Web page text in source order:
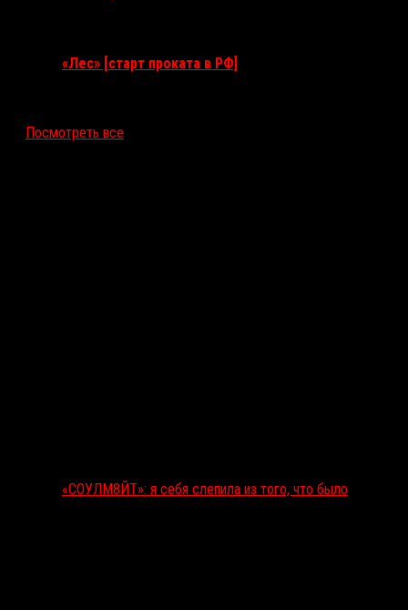
«Лес» [старт проката в РФ]
Посмотреть все
«СОУЛМ8ЙТ»: я себя слепила из того, что было